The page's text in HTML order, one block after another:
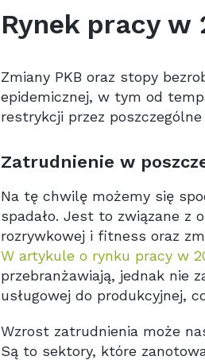
Rynek pracy w
Zmiany PKB oraz stopy
epidemicznej, w tym od
restrykcji przez poszczególne
Zatrudnienie w
Na tę chwilę możemy się
spadało. Jest to związane z
rozrywkowej i fitness oraz
W artykule o rynku pracy w
przebranżawiają, jednak nie
usługowej do produkcyjnej,
Wzrost zatrudnienia może
Są to sektory, które